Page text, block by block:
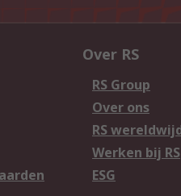
Over RS
RS Group
Over ons
RS
Werken bij RS
ESG